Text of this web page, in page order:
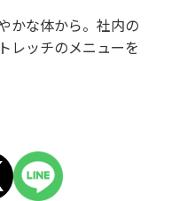
かな体から。社内の
レッチのメニューを